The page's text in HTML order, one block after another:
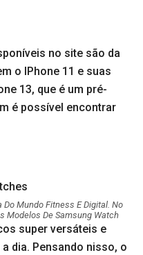
no site são da
o IPhone 11 e suas
13, que é um pré-
é possível encontrar
Mundo Fitness E Digital. No
Modelos De Samsung Watch
super versáteis e
dia. Pensando nisso, o